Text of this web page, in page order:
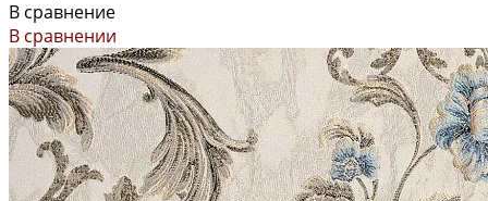
В сравнение
В сравнении